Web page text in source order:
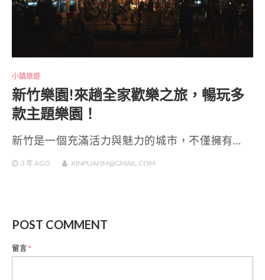
小鎮旅遊
新竹樂園!來趟全家歡樂之旅，暢玩多
款主題樂園！
新竹是一個充滿活力與魅力的城市，不僅擁有…
3 年AGO XINPUAHM@GMAIL.COM
POST COMMENT
留言*